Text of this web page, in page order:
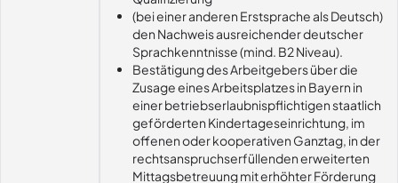
(bei einer anderen Erstsprache als Deutsch)
den Nachweis ausreichender deutscher
Sprachkenntnisse (mind. B2 Niveau).
Bestätigung des Arbeitgebers über die
Zusage eines Arbeitsplatzes in Bayern in
einer betriebserlaubnispflichtigen staatlich
geförderten Kindertageseinrichtung, im
offenen oder kooperativen Ganztag, in der
rechtsanspruchserfüllenden erweiterten
Mittagsbetreuung mit erhöhter Förderung